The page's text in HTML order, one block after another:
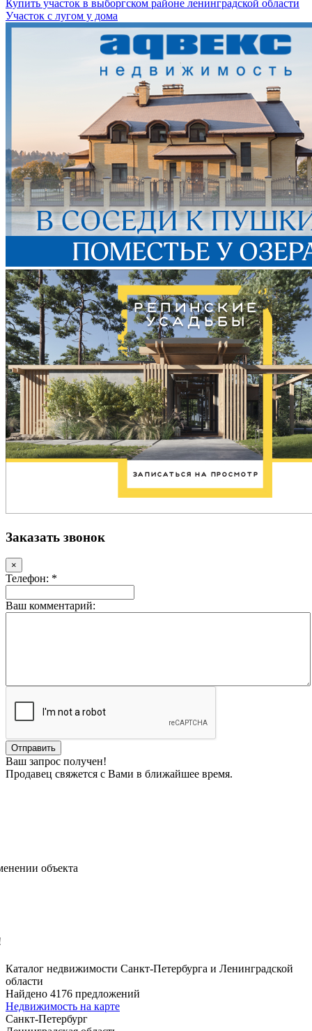
Купить участок в выборгском районе ленинградской области
Участок с лугом у дома
Заказать звонок
×
Телефон: *
Ваш комментарий:
Ваш запрос получен!
Продавец свяжется с Вами в ближайшее время.
объекта
Каталог недвижимости Санкт-Петербурга и Ленинградской
области
Найдено 4176 предложений
Недвижимость на карте
Санкт-Петербург